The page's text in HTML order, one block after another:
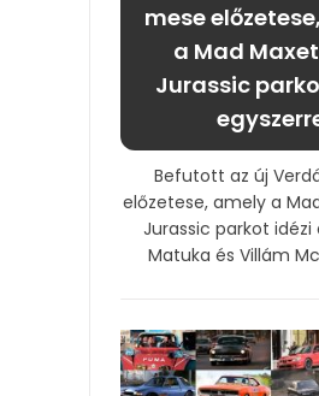
mese
a Mad
Jurassic
Befutott az új
előzetese, amely a
Jurassic parkot idézi
Matuka és Villám